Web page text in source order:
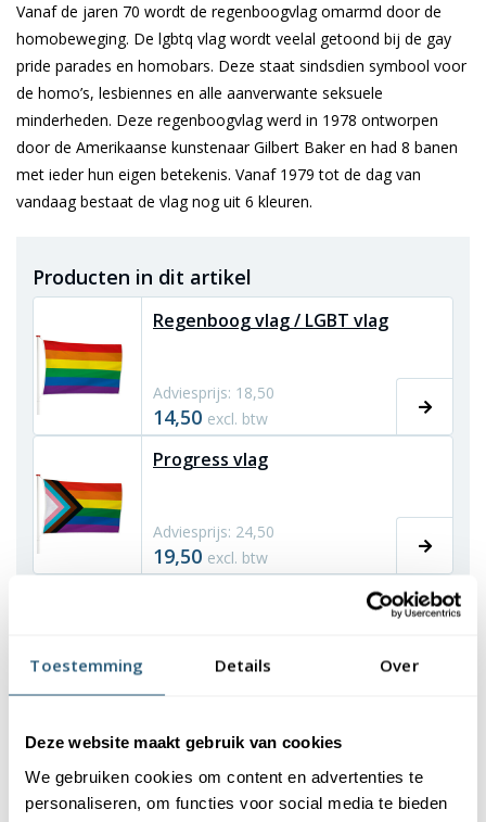
Toestemming Details Over
Deze website maakt gebruik van cookies
We gebruiken cookies om content en advertenties te
personaliseren, om functies voor social media te bieden
Vanaf de jaren 70 wordt de regenboogvlag omarmd door de
homobeweging. De lgbtq vlag wordt veelal getoond bij de gay
pride parades en homobars. Deze staat sindsdien symbool voor
de homo’s, lesbiennes en alle aanverwante seksuele
minderheden. Deze regenboogvlag werd in 1978 ontworpen
door de Amerikaanse kunstenaar Gilbert Baker en had 8 banen
met ieder hun eigen betekenis. Vanaf 1979 tot de dag van
vandaag bestaat de vlag nog uit 6 kleuren.
Producten in dit artikel
Regenboog vlag / LGBT vlag
Adviesprijs: 18,50
14,50 excl. btw
Progress vlag
Adviesprijs: 24,50
19,50 excl. btw
Adviesprijs: 29,95
25,00
Betekenis regenboogvlag